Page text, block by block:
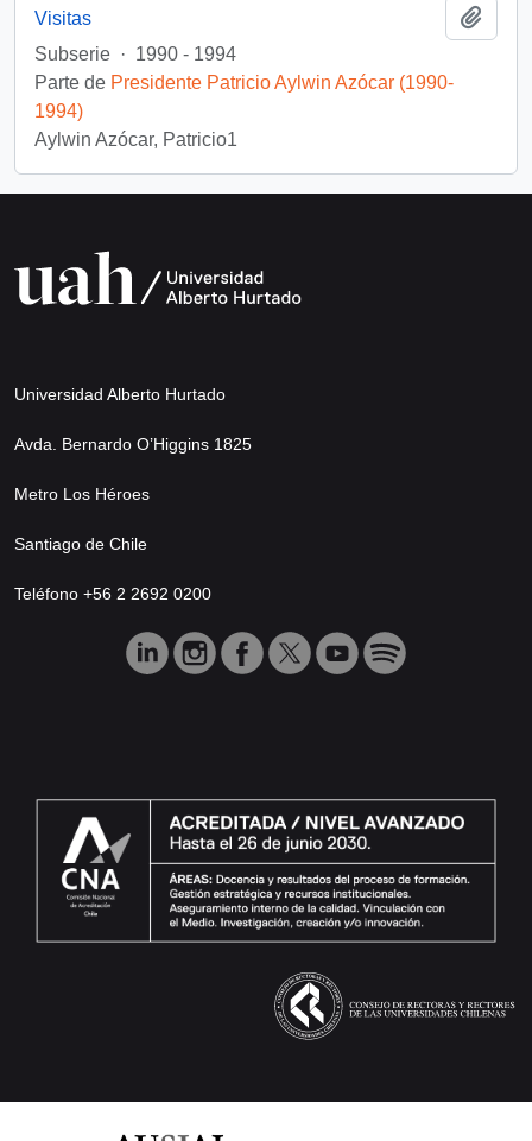
Visitas
Subserie · 1990 - 1994
Parte de Presidente Patricio Aylwin Azócar (1990-
1994)
Aylwin Azócar, Patricio1
Universidad Alberto Hurtado
Avda. Bernardo O’Higgins 1825
Metro Los Héroes
Santiago de Chile
Teléfono +56 2 2692 0200